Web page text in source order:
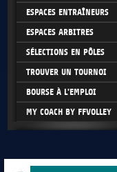
ESPACES ENTRAÎNEURS
ESPACES ARBITRES
SÉLECTIONS EN PÔLES
TROUVER UN TOURNOI
BOURSE À L'EMPLOI
MY COACH BY FFVOLLEY